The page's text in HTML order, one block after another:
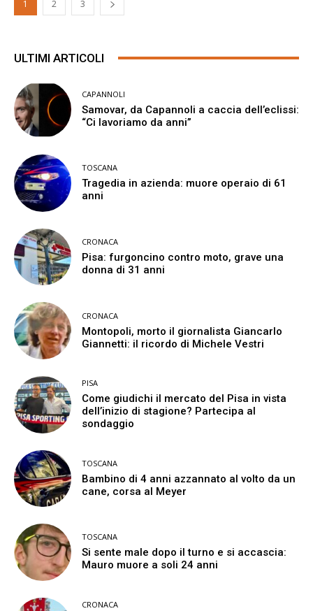
1 2 3
ULTIMI ARTICOLI
CAPANNOLI
Samovar, da Capannoli a caccia dell’eclissi:
“Ci lavoriamo da anni”
TOSCANA
Tragedia in azienda: muore operaio di 61
anni
CRONACA
Pisa: furgoncino contro moto, grave una
donna di 31 anni
CRONACA
Montopoli, morto il giornalista Giancarlo
Giannetti: il ricordo di Michele Vestri
PISA
Come giudichi il mercato del Pisa in vista
dell’inizio di stagione? Partecipa al
sondaggio
TOSCANA
Bambino di 4 anni azzannato al volto da un
cane, corsa al Meyer
TOSCANA
Si sente male dopo il turno e si accascia:
Mauro muore a soli 24 anni
CRONACA